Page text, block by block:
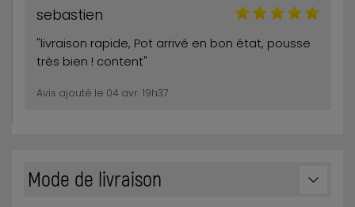
sebastien
"livraison rapide, Pot arrivé en bon état, pousse
très bien ! content"
Avis ajouté le 04 avr. 19h37
Mode de livraison